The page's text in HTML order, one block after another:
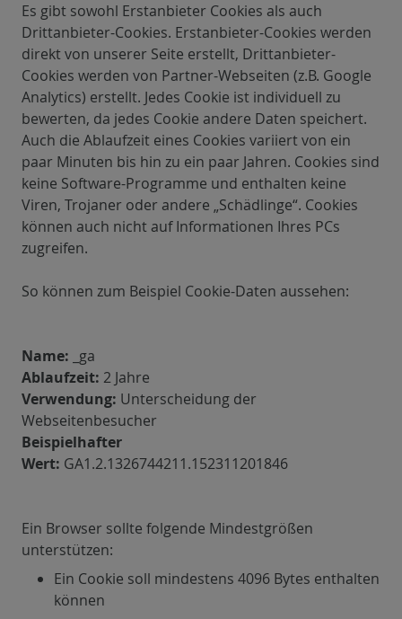
Es gibt sowohl Erstanbieter Cookies als auch
Drittanbieter-Cookies. Erstanbieter-Cookies werden
direkt von unserer Seite erstellt, Drittanbieter-
Cookies werden von Partner-Webseiten (z.B. Google
Analytics) erstellt. Jedes Cookie ist individuell zu
bewerten, da jedes Cookie andere Daten speichert.
Auch die Ablaufzeit eines Cookies variiert von ein
paar Minuten bis hin zu ein paar Jahren. Cookies sind
keine Software-Programme und enthalten keine
Viren, Trojaner oder andere „Schädlinge“. Cookies
können auch nicht auf Informationen Ihres PCs
zugreifen.
So können zum Beispiel Cookie-Daten aussehen:
Name: _ga
Ablaufzeit: 2 Jahre
Verwendung: Unterscheidung der
Webseitenbesucher
Beispielhafter
Wert: GA1.2.1326744211.152311201846
Ein Browser sollte folgende Mindestgrößen
unterstützen:
Ein Cookie soll mindestens 4096 Bytes enthalten
können